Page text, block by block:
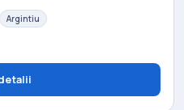
Argintiu